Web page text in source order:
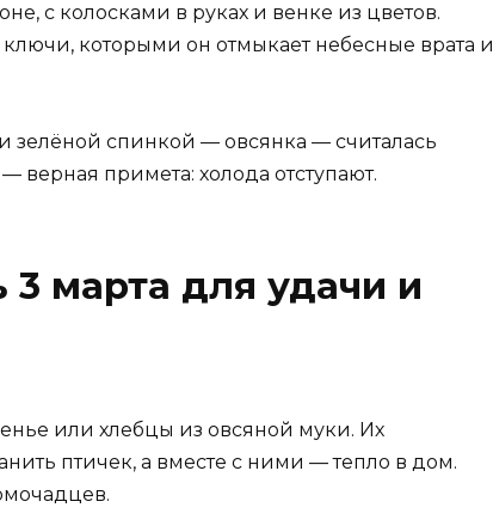
с колосками в руках и венке из цветов.
которыми он отмыкает небесные врата и
зелёной спинкой — овсянка — считалась
верная примета: холода отступают.
марта для удачи и
или хлебцы из овсяной муки. Их
птичек, а вместе с ними — тепло в дом.